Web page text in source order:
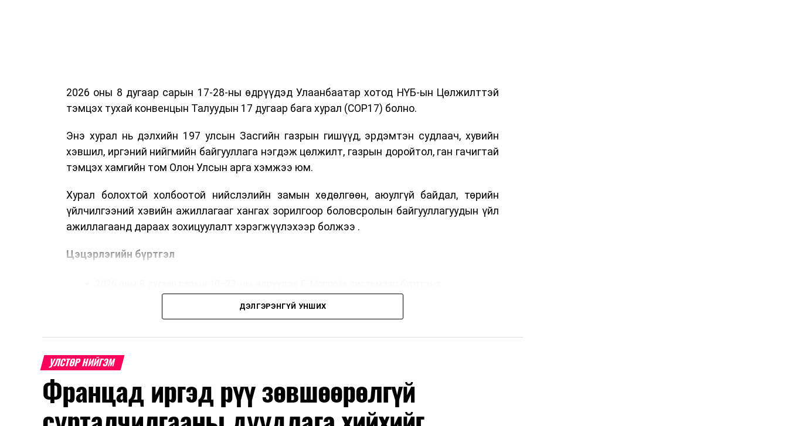
2026 оны 8 дугаар сарын 17-28-ны өдрүүдэд Улаанбаатар хотод НҮБ-ын Цөлжилттэй
тэмцэх тухай конвенцын Талуудын 17 дугаар бага хурал (COP17) болно.
Энэ хурал нь дэлхийн 197 улсын Засгийн газрын гишүүд, эрдэмтэн судлаач, хувийн
хэвшил, иргэний нийгмийн байгууллага нэгдэж цөлжилт, газрын доройтол, ган гачигтай
тэмцэх хамгийн том Олон Улсын арга хэмжээ юм.
Хурал болохтой холбоотой нийслэлийн замын хөдөлгөөн, аюулгүй байдал, төрийн
үйлчилгээний хэвийн ажиллагааг хангах зорилгоор боловсролын байгууллагуудын үйл
ажиллагаанд дараах зохицуулалт хэрэгжүүлэхээр болжээ .
Цэцэрлэгийн бүртгэл
2026 оны 8 дугаар сарын 17–28-ны өдрүүдэд E-Mongolia системээр бүртгэнэ.
Энэ хугацаанд хүүхэд бүртгэх дэмжлэгийн баг сургуулиуд дээр ажиллахгүй.
2026 оны 9 дүгээр сарын 1-нээс цахимаар эхэлнэ.
ДЭЛГЭРЭНГҮЙ УНШИХ
УЛСТӨР НИЙГЭМ
Францад иргэд рүү зөвшөөрөлгүй